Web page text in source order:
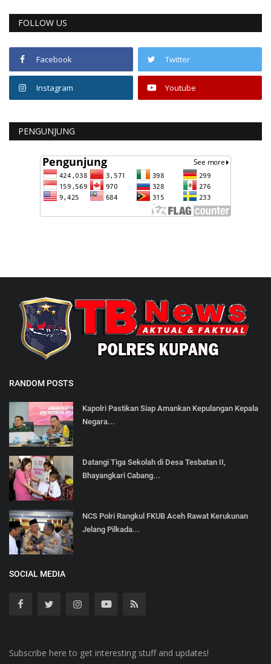
FOLLOW US
Facebook Twitter
Instagram Youtube
PENGUNJUNG
RANDOM POSTS
Kapolri Pastikan Siap Amankan Kepulangan Kepala
Negara...
Datangi Tiga Sekolah di Desa Tesbatan II,
Bhayangkari Cabang...
NCS Polri Rangkul FKUB Aceh Rawat Kerukunan
Jelang Pilkada...
SOCIAL MEDIA
Subscribe here to get interesting stuff and updates!